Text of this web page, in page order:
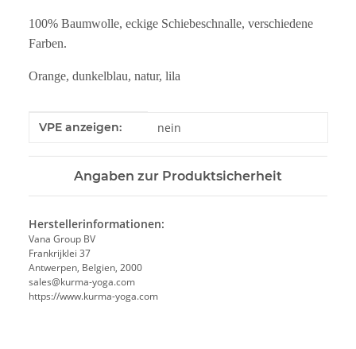
100% Baumwolle, eckige Schiebeschnalle, verschiedene
Farben.
Orange, dunkelblau, natur, lila
Produkteigenschaft
Wert
VPE anzeigen: nein
Angaben zur Produktsicherheit
Herstellerinformationen:
Vana Group BV
Frankrijklei 37
Antwerpen, Belgien, 2000
sales@kurma-yoga.com
https://www.kurma-yoga.com